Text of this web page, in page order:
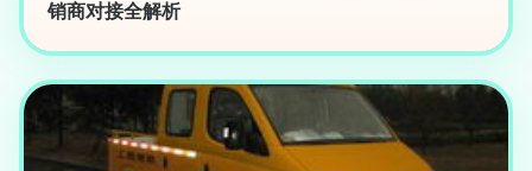
销商对接全解析